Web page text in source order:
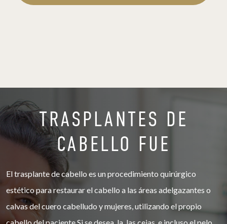
TRASPLANTES DE
CABELLO FUE
El trasplante de cabello es un procedimiento quirúrgico
estético para restaurar el cabello a las áreas adelgazantes o
calvas del cuero cabelludo y mujeres, utilizando el propio
cabello del paciente Si se desea, la, las cejas, e incluso el pelo